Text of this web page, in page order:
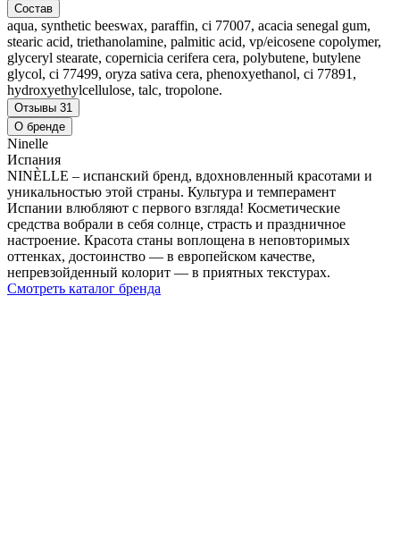
Состав
aqua, synthetic beeswax, paraffin, ci 77007, acacia senegal gum,
stearic acid, triethanolamine, palmitic acid, vp/eicosene copolymer,
glyceryl stearate, copernicia cerifera cera, polybutene, butylene
glycol, ci 77499, oryza sativa cera, phenoxyethanol, ci 77891,
hydroxyethylcellulose, talc, tropolone.
Отзывы 31
О бренде
Ninelle
Испания
NINÈLLE – испанский бренд, вдохновленный красотами и
уникальностью этой страны. Культура и темперамент
Испании влюбляют с первого взгляда! Косметические
средства вобрали в себя солнце, страсть и праздничное
настроение. Красота станы воплощена в неповторимых
оттенках, достоинство — в европейском качестве,
непревзойденный колорит — в приятных текстурах.
Смотреть каталог бренда